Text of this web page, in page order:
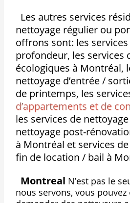
Les autres services
nettoyage régulier ou
offrons sont: les
profondeur, les services
écologiques à Montréal,
nettoyage d’entrée /
de printemps, les
d’appartements et de
les services de
nettoyage post-
à Montréal et services
fin de location / bail à
Montreal N’est pas le
nous servons, vous